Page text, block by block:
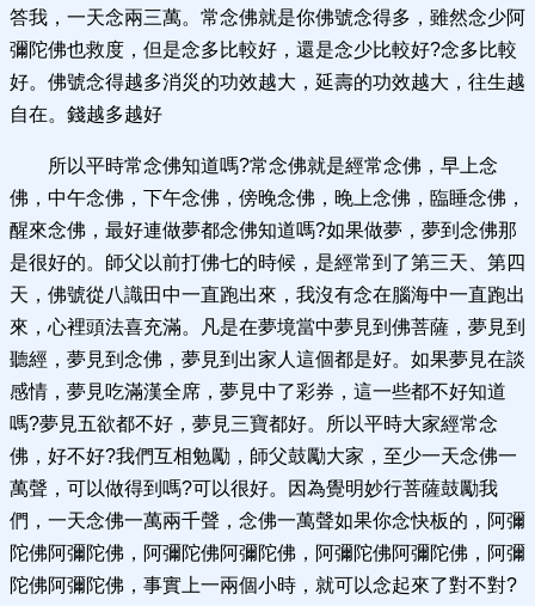
答我，一天念兩三萬。常念佛就是你佛號念得多，雖然念少阿
彌陀佛也救度，但是念多比較好，還是念少比較好?念多比較
好。佛號念得越多消災的功效越大，延壽的功效越大，往生越
自在。錢越多越好
所以平時常念佛知道嗎?常念佛就是經常念佛，早上念
佛，中午念佛，下午念佛，傍晚念佛，晚上念佛，臨睡念佛，
醒來念佛，最好連做夢都念佛知道嗎?如果做夢，夢到念佛那
是很好的。師父以前打佛七的時候，是經常到了第三天、第四
天，佛號從八識田中一直跑出來，我沒有念在腦海中一直跑出
來，心裡頭法喜充滿。凡是在夢境當中夢見到佛菩薩，夢見到
聽經，夢見到念佛，夢見到出家人這個都是好。如果夢見在談
感情，夢見吃滿漢全席，夢見中了彩券，這一些都不好知道
嗎?夢見五欲都不好，夢見三寶都好。所以平時大家經常念
佛，好不好?我們互相勉勵，師父鼓勵大家，至少一天念佛一
萬聲，可以做得到嗎?可以很好。因為覺明妙行菩薩鼓勵我
們，一天念佛一萬兩千聲，念佛一萬聲如果你念快板的，阿彌
陀佛阿彌陀佛，阿彌陀佛阿彌陀佛，阿彌陀佛阿彌陀佛，阿彌
陀佛阿彌陀佛，事實上一兩個小時，就可以念起來了對不對?